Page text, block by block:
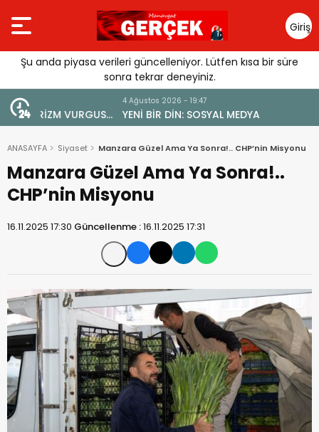
Giriş
Yap
Şu anda piyasa verileri güncelleniyor. Lütfen kısa bir süre
sonra tekrar deneyiniz.
4 Ağustos 2026 - 19:47
YENİ BİR DİN: SOSYAL MEDYA
ANASAYFA Siyaset Manzara Güzel Ama Ya Sonra!.. CHP’nin Misyonu
Manzara Güzel Ama Ya Sonra!..
CHP’nin Misyonu
16.11.2025 17:30 Güncellenme :16.11.2025 17:31